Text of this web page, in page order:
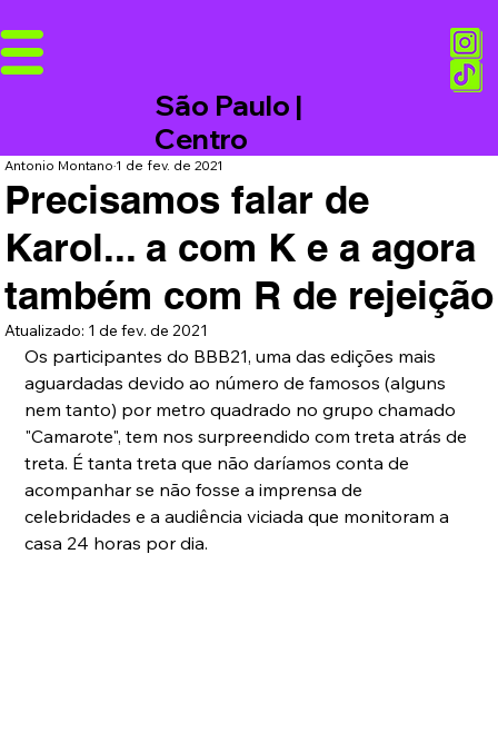
São Paulo |
Centro
Precisamos falar de
Karol... a com K e a agora
também com R de rejeição
Antonio Montano1 de fev. de 2021
Atualizado: 1 de fev. de 2021
Os participantes do BBB21, uma das edições mais
aguardadas devido ao número de famosos (alguns
nem tanto) por metro quadrado no grupo chamado
"Camarote", tem nos surpreendido com treta atrás de
treta. É tanta treta que não daríamos conta de
acompanhar se não fosse a imprensa de
celebridades e a audiência viciada que monitoram a
casa 24 horas por dia.